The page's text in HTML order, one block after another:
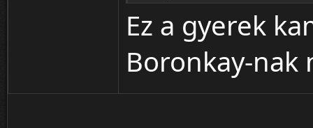
Ez a gyerek
Boronkay-nak